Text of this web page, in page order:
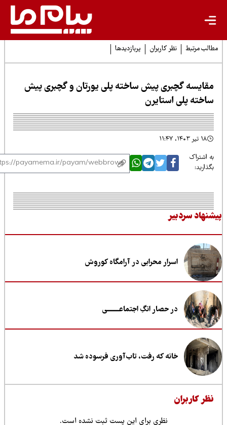
مرتبط نظر کاربران پربازدیدها
گچبری پیش ساخته پلی یورتان و گچبری پیش
پلی استایرن
اشتراک
سردبیر
اسرار محرابی در آرامگاه کوروش
در حصار انگِ اجتماعــــــــی
خانه که رفت، تاب‌آوری فرسوده شد
کاربران
نظری برای این پست ثبت نشده است.